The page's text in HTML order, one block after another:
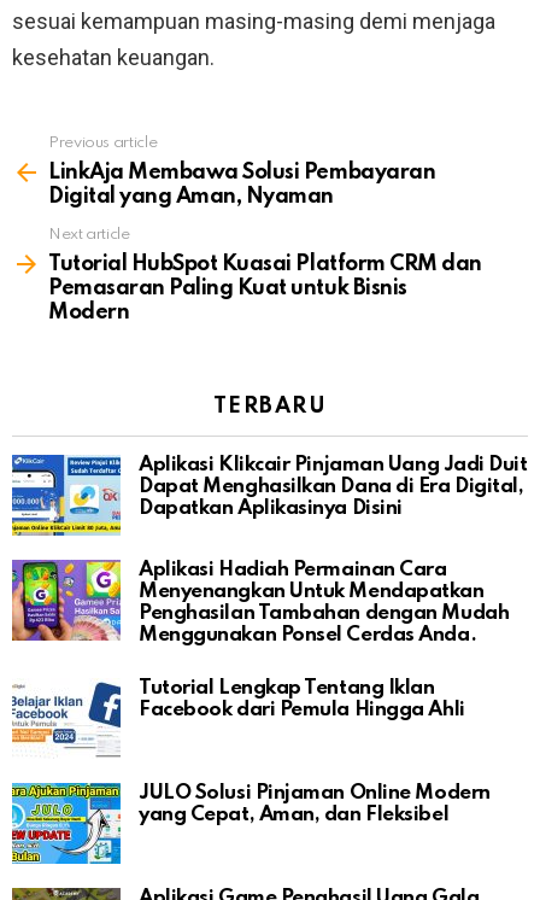
sesuai kemampuan masing-masing demi menjaga
kesehatan keuangan.
more
Previous article
LinkAja Membawa Solusi Pembayaran
Digital yang Aman, Nyaman
Next article
Tutorial HubSpot Kuasai Platform CRM dan
Pemasaran Paling Kuat untuk Bisnis
Modern
TERBARU
Aplikasi Klikcair Pinjaman Uang Jadi Duit
Dapat Menghasilkan Dana di Era Digital,
Dapatkan Aplikasinya Disini
Aplikasi Hadiah Permainan Cara
Menyenangkan Untuk Mendapatkan
Penghasilan Tambahan dengan Mudah
Menggunakan Ponsel Cerdas Anda.
Tutorial Lengkap Tentang Iklan
Facebook dari Pemula Hingga Ahli
JULO Solusi Pinjaman Online Modern
yang Cepat, Aman, dan Fleksibel